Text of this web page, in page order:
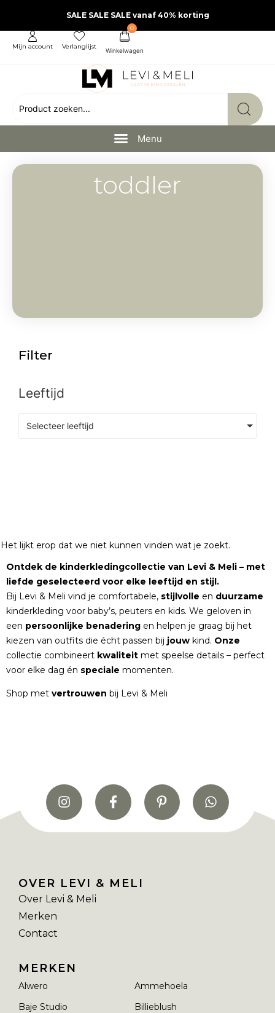
SALE SALE SALE vanaf 40% korting
Mijn account Verlanglijst
0
toddler
Filter
Leeftijd
Selecteer leeftijd
Het lijkt erop dat we niet kunnen vinden wat je zoekt.
Ontdek de kinderkledingcollectie van Levi & Meli – met
liefde geselecteerd voor elke leeftijd en stijl.
Bij Levi & Meli vind je comfortabele, stijlvolle en duurzame
kinderkleding voor baby’s, peuters en kids. We geloven in
een persoonlijke benadering en helpen je graag bij het
kiezen van outfits die écht passen bij jouw kind. Onze
collectie combineert kwaliteit met speelse details – perfect
voor elke dag én speciale momenten.
Shop met vertrouwen bij Levi & Meli
OVER LEVI & MELI
Over Levi & Meli
Merken
Contact
MERKEN
Alwero
Ammehoela
Baje Studio
Billieblush